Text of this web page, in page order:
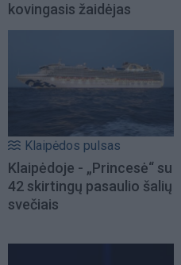
kovingasis žaidėjas
Klaipėdos pulsas
Klaipėdoje - „Princesė“ su
42 skirtingų pasaulio šalių
svečiais